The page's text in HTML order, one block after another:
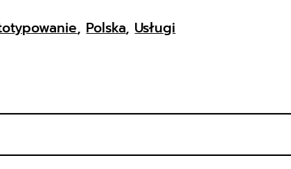
, Polska, Usługi